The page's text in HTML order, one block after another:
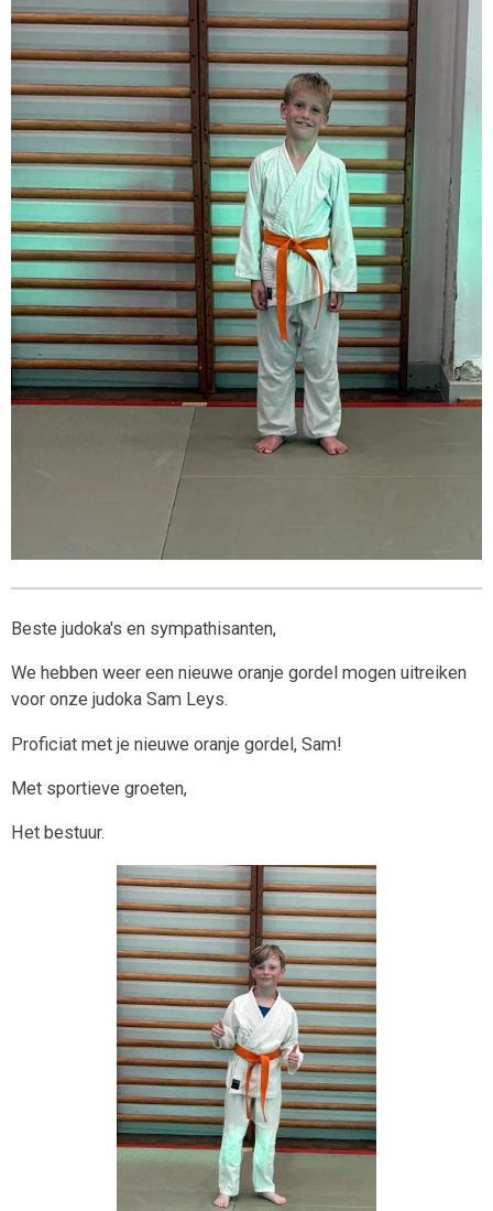
Beste judoka's en sympathisanten,
We hebben weer een nieuwe oranje gordel mogen uitreiken
voor onze judoka Sam Leys.
Proficiat met je nieuwe oranje gordel, Sam!
Met sportieve groeten,
Het bestuur.